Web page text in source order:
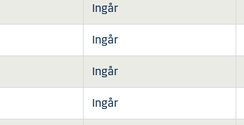
Ingår
Ingår
Ingår
Ingår